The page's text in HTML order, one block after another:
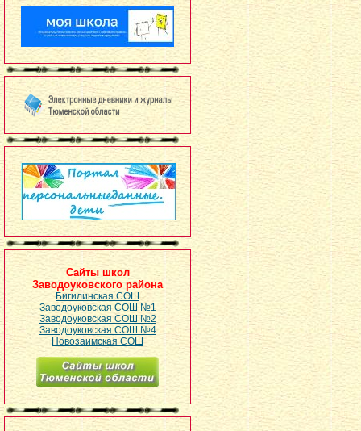
Сайты школ
Заводоуковского района
Бигилинская СОШ
Заводоуковская СОШ №1
Заводоуковская СОШ №2
Заводоуковская СОШ №4
Новозаимская СОШ